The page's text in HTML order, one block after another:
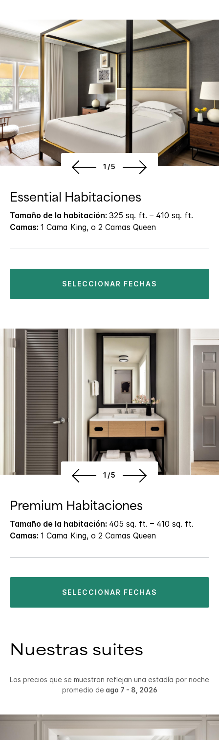
1/5
Essential Habitaciones
Tamaño de la habitación: 325 sq. ft. – 410 sq. ft.
Camas: 1 Cama King, o 2 Camas Queen
SELECCIONAR FECHAS
1/5
Premium Habitaciones
Tamaño de la habitación: 405 sq. ft. – 410 sq. ft.
Camas: 1 Cama King, o 2 Camas Queen
SELECCIONAR FECHAS
Nuestras suites
Los precios que se muestran reflejan una estadía por noche
promedio de ago 7 - 8, 2026